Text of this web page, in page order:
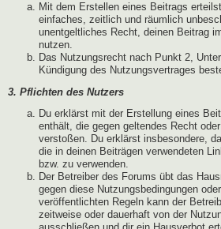
Mit dem Erstellen eines Beitrags
einfaches, zeitlich und räumlich
unentgeltliches Recht, deinen Beitrag
nutzen.
Das Nutzungsrecht nach Punkt 2,
Kündigung des Nutzungsvertrages
3. Pflichten des Nutzers
Du erklärst mit der Erstellung eines
enthält, die gegen geltendes Recht
verstoßen. Du erklärst insbesondere,
die in deinen Beiträgen verwendeten
bzw. zu verwenden.
Der Betreiber des Forums übt das
gegen diese Nutzungsbedingungen
veröffentlichten Regeln kann der
zeitweise oder dauerhaft von der